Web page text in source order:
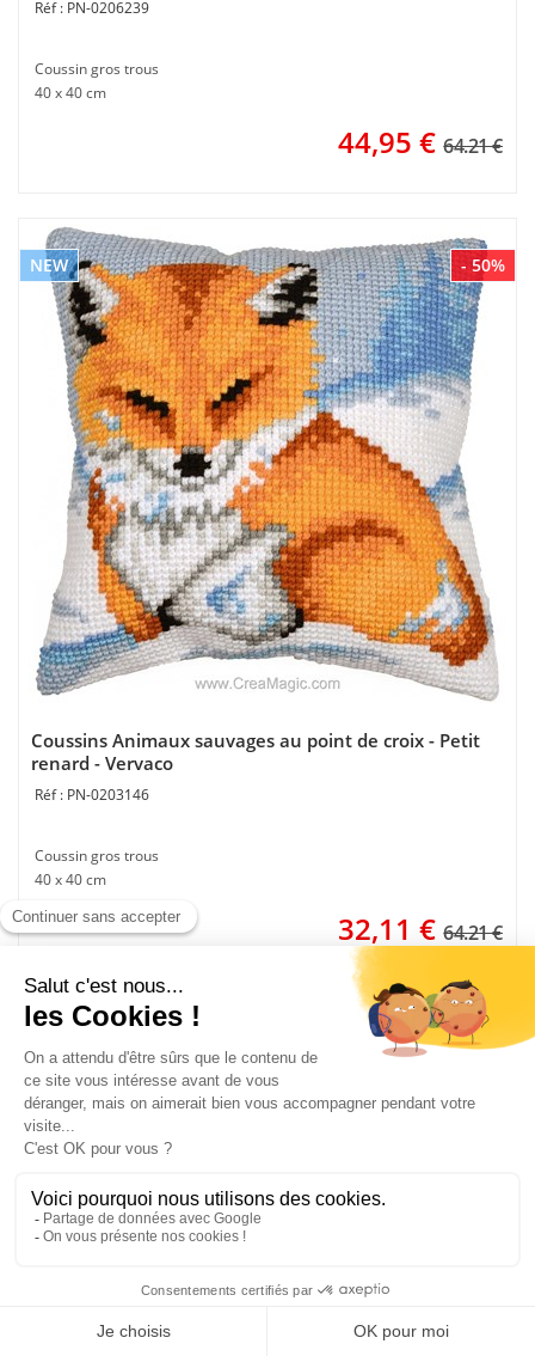
PN-0206239
Coussin gros trous
40 x 40 cm
44,95 € 64.21 €
- 50%
NEW
Coussins Animaux sauvages au point de croix - Petit
renard - Vervaco
PN-0203146
Coussin gros trous
40 x 40 cm
32,11 € 64.21 €
- 30%
NEW